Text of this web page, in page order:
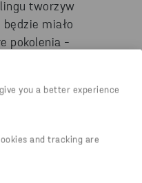
you a better experience
and tracking are
tworzyw
miało
pokolenia -